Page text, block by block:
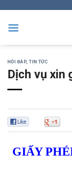
content
HỎI ĐÁP,TIN TỨC
Dịch vụ xin
GIẤY